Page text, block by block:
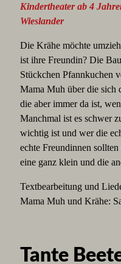
Kindertheater ab 4
Wieslander
Die Krähe möchte
ist ihre Freundin? Die
Stückchen Pfannkuchen
Mama Muh über die sich
die aber immer da ist,
Manchmal ist es schwer
wichtig ist und wer die
echte Freundinnen
eine ganz klein und die
Textbearbeitung und
Mama Muh und Krähe:
Tante